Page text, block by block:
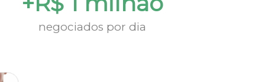
negociados por dia